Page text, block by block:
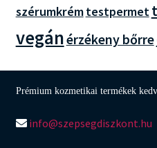
szérumkrémtestpermet
vegánérzékeny bőrre
Prémium kozmetikai termékek
info@szepsegdiszkont.hu